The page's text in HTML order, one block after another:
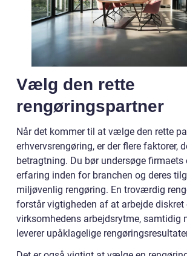
Vælg den rette
rengøringspartner
Når det kommer til at vælge den rette
erhvervsrengøring, er der flere faktorer,
betragtning. Du bør undersøge firmaets
erfaring inden for branchen og deres
miljøvenlig rengøring. En troværdig
forstår vigtigheden af at arbejde diskret
virksomhedens arbejdsrytme, samtidig
leverer upåklagelige